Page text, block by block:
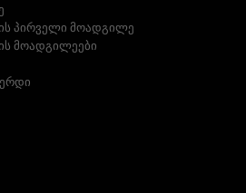
პირველი მოადგილე
მოადგილეები